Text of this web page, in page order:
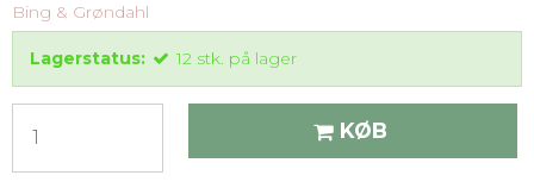
Bing & Grøndahl
Lagerstatus: 12 stk. på lager
KØB